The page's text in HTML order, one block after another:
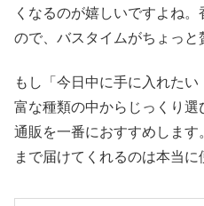
くなるのが嬉しいですよね
ので、バスタイムがちょっと
もし「今日中に手に入れた
富な種類の中からじっくり選
通販を一番におすすめしま
まで届けてくれるのは本当に